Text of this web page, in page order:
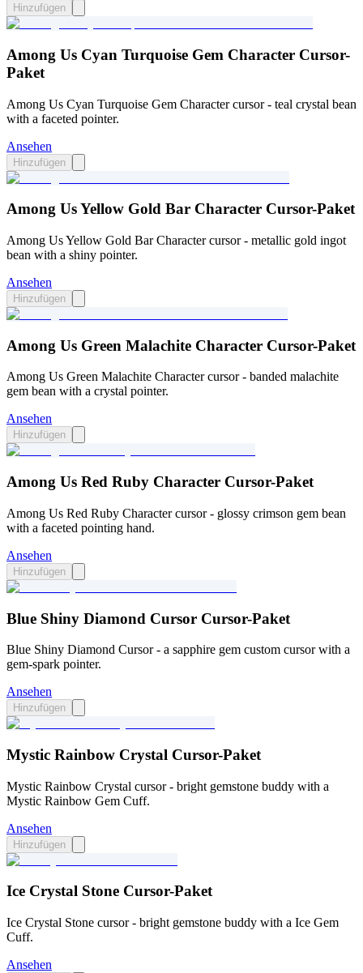
Hinzufügen
Among Us Cyan Turquoise Gem Character Cursor-
Paket
Among Us Cyan Turquoise Gem Character cursor - teal crystal bean
with a faceted pointer.
Ansehen
Hinzufügen
Among Us Yellow Gold Bar Character Cursor-Paket
Among Us Yellow Gold Bar Character cursor - metallic gold ingot
bean with a shiny pointer.
Ansehen
Hinzufügen
Among Us Green Malachite Character Cursor-Paket
Among Us Green Malachite Character cursor - banded malachite
gem bean with a crystal pointer.
Ansehen
Hinzufügen
Among Us Red Ruby Character Cursor-Paket
Among Us Red Ruby Character cursor - glossy crimson gem bean
with a faceted pointing hand.
Ansehen
Hinzufügen
Blue Shiny Diamond Cursor Cursor-Paket
Blue Shiny Diamond Cursor - a sapphire gem custom cursor with a
gem-spark pointer.
Ansehen
Hinzufügen
Mystic Rainbow Crystal Cursor-Paket
Mystic Rainbow Crystal cursor - bright gemstone buddy with a
Mystic Rainbow Gem Cuff.
Ansehen
Hinzufügen
Ice Crystal Stone Cursor-Paket
Ice Crystal Stone cursor - bright gemstone buddy with a Ice Gem
Cuff.
Ansehen